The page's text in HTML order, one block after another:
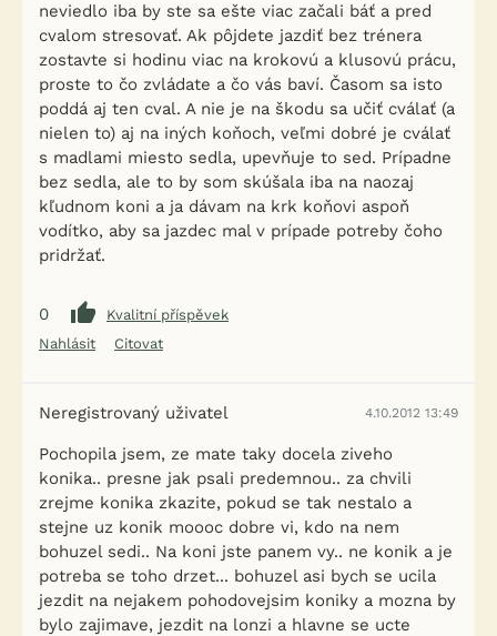
neviedlo iba by ste sa ešte viac začali báť a pred
cvalom stresovať. Ak pôjdete jazdiť bez trénera
zostavte si hodinu viac na krokovú a klusovú prácu,
proste to čo zvládate a čo vás baví. Časom sa isto
poddá aj ten cval. A nie je na škodu sa učiť cválať (a
nielen to) aj na iných koňoch, veľmi dobré je cválať
s madlami miesto sedla, upevňuje to sed. Prípadne
bez sedla, ale to by som skúšala iba na naozaj
kľudnom koni a ja dávam na krk koňovi aspoň
vodítko, aby sa jazdec mal v prípade potreby čoho
pridržať.
0
Kvalitní příspěvek
Nahlásit
Citovat
Neregistrovaný uživatel 4.10.2012 13:49
Pochopila jsem, ze mate taky docela ziveho
konika.. presne jak psali predemnou.. za chvili
zrejme konika zkazite, pokud se tak nestalo a
stejne uz konik moooc dobre vi, kdo na nem
bohuzel sedi.. Na koni jste panem vy.. ne konik a je
potreba se toho drzet... bohuzel asi bych se ucila
jezdit na nejakem pohodovejsim koniky a mozna by
bylo zajimave, jezdit na lonzi a hlavne se ucte